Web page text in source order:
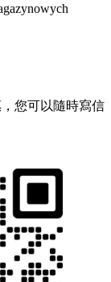
您可以隨時寫信